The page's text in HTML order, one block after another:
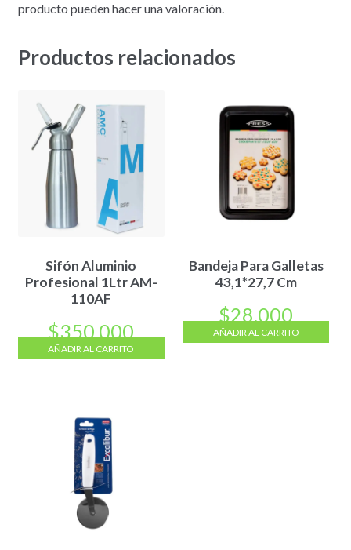
producto pueden hacer una valoración.
Productos relacionados
Sifón Aluminio
Profesional 1Ltr AM-
110AF
$350.000
AÑADIR AL CARRITO
Bandeja Para Galletas
43,1*27,7 Cm
$28.000
AÑADIR AL CARRITO